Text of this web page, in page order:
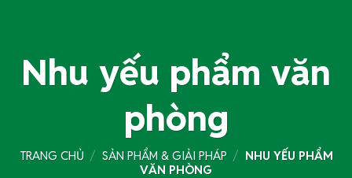
Nhu yếu phẩm văn
phòng
TRANG CHỦ / SẢN PHẨM & GIẢI PHÁP / NHU YẾU PHẨM
VĂN PHÒNG